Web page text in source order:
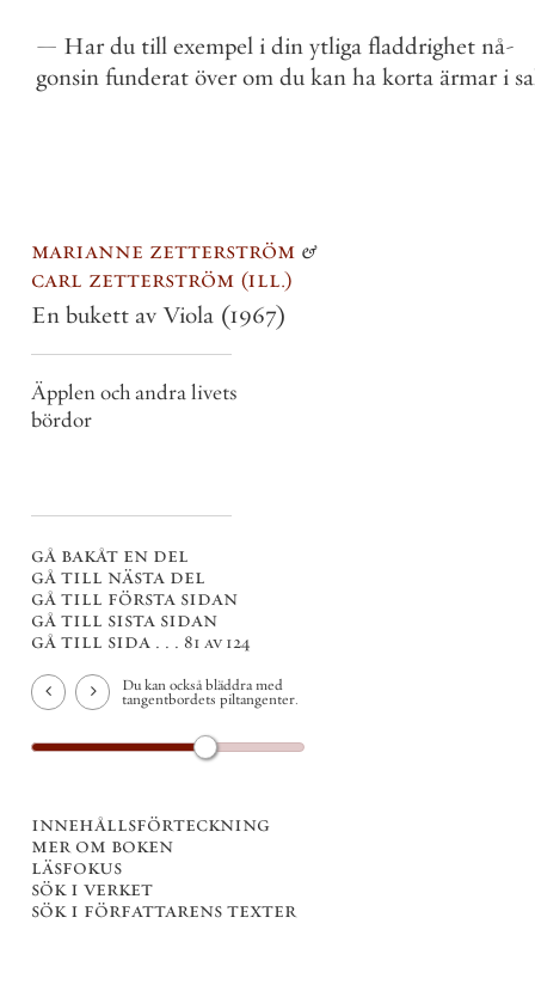
— Har du till exempel i din ytliga fladdrighet nå-
gonsin funderat över om du kan ha korta ärmar i
marianne zetterström &
carl zetterström ill.
En bukett av Viola (1967)
Äpplen och andra livets
bördor
gå bakåt en del
gå till nästa del
gå till första sidan
gå till sista sidan
gå till sida . . . 81 av 124
Du kan också bläddra med
tangentbordets piltangenter.
innehållsförteckning
mer om boken
läsfokus
sök i verket
sök i författarens texter